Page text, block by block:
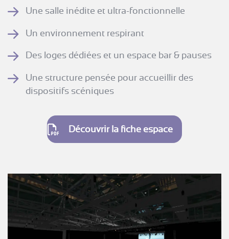
Une salle inédite et ultra-fonctionnelle
Un environnement respirant
Des loges dédiées et un espace bar & pauses
Une structure pensée pour accueillir des
dispositifs scéniques
Découvrir la fiche espace